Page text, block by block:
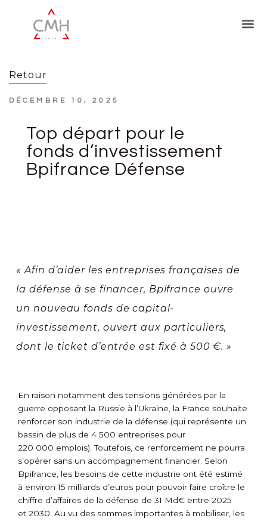
Retour
DÉCEMBRE 10, 2025
Top départ pour le
fonds d’investissement
Bpifrance Défense
« Afin d’aider les entreprises françaises de
la défense à se financer, Bpifrance ouvre
un nouveau fonds de capital-
investissement, ouvert aux particuliers,
dont le ticket d’entrée est fixé à 500 €. »
En raison notamment des tensions générées par la
guerre opposant la Russie à l’Ukraine, la France souhaite
renforcer son industrie de la défense (qui représente un
bassin de plus de 4 500 entreprises pour
220 000 emplois). Toutefois, ce renforcement ne pourra
s’opérer sans un accompagnement financier. Selon
Bpifrance, les besoins de cette industrie ont été estimé
à environ 15 milliards d’euros pour pouvoir faire croître le
chiffre d’affaires de la défense de 31 Md€ entre 2025
et 2030. Au vu des sommes importantes à mobiliser, les